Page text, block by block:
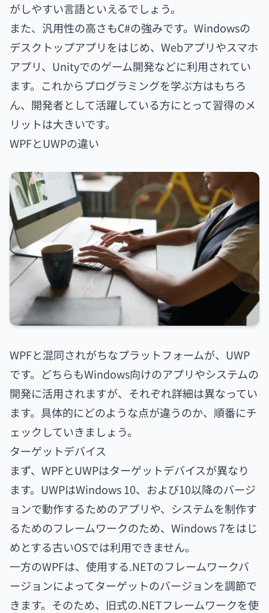
がしやすい言語といえるでしょう。
また、汎用性の高さもC#の強みです。Windowsの
デスクトップアプリをはじめ、Webアプリやスマホ
アプリ、Unityでのゲーム開発などに利用されてい
ます。これからプログラミングを学ぶ方はもちろ
ん、開発者として活躍している方にとって習得のメ
リットは大きいです。
WPFとUWPの違い
WPFと混同されがちなプラットフォームが、UWP
です。どちらもWindows向けのアプリやシステムの
開発に活用されますが、それぞれ詳細は異なってい
ます。具体的にどのような点が違うのか、順番にチ
ェックしていきましょう。
ターゲットデバイス
まず、WPFとUWPはターゲットデバイスが異なり
ます。UWPはWindows 10、および10以降のバージ
ョンで動作するためのアプリや、システムを制作す
るためのフレームワークのため、Windows 7をはじ
めとする古いOSでは利用できません。
一方のWPFは、使用する.NETのフレームワークバ
ージョンによってターゲットのバージョンを調節で
きます。そのため、旧式の.NETフレームワークを使